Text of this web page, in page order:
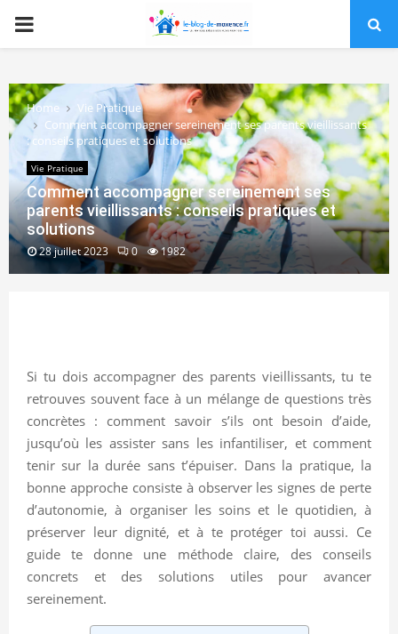
PRIMARY
Home
Vie Pratique
Comment accompagner sereinement ses parents vieillissants
: conseils pratiques et solutions
Vie Pratique
Comment accompagner sereinement ses
parents vieillissants : conseils pratiques et
solutions
28 juillet 2023 0 1982
Si tu dois accompagner des parents vieillissants, tu te
retrouves souvent face à un mélange de questions très
concrètes : comment savoir s’ils ont besoin d’aide,
jusqu’où les assister sans les infantiliser, et comment
tenir sur la durée sans t’épuiser. Dans la pratique, la
bonne approche consiste à observer les signes de perte
d’autonomie, à organiser les soins et le quotidien, à
préserver leur dignité, et à te protéger toi aussi. Ce
guide te donne une méthode claire, des conseils
concrets et des solutions utiles pour avancer
sereinement.